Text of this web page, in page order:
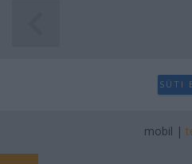
SÜTI
mobil |